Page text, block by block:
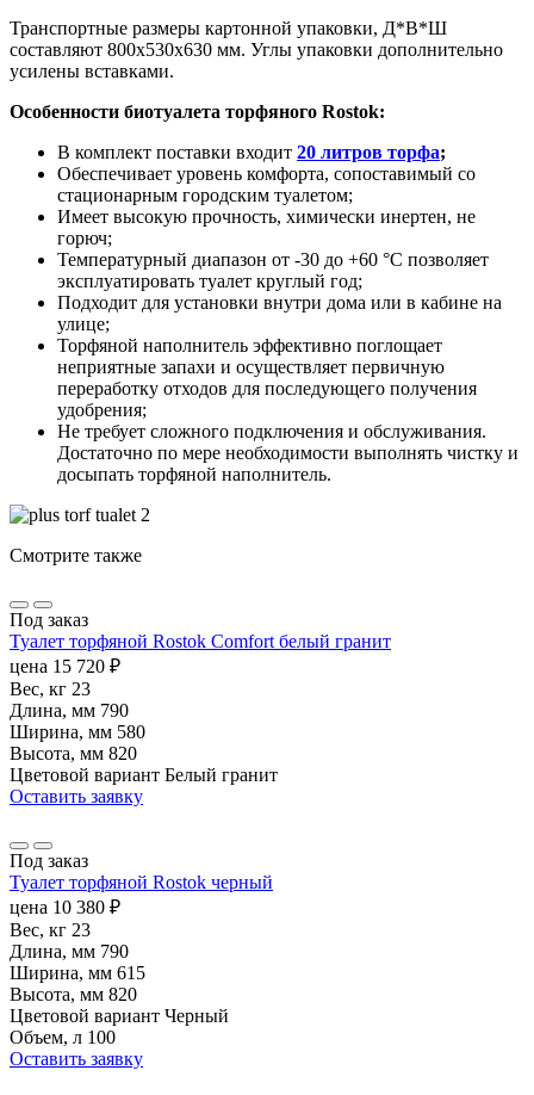
Транспортные размеры картонной упаковки, Д*В*Ш
составляют 800х530х630 мм. Углы упаковки дополнительно
усилены вставками.
Особенности биотуалета торфяного Rostok:
В комплект поставки входит 20 литров торфа;
Обеспечивает уровень комфорта, сопоставимый со
стационарным городским туалетом;
Имеет высокую прочность, химически инертен, не
горюч;
Температурный диапазон от -30 до +60 °C позволяет
эксплуатировать туалет круглый год;
Подходит для установки внутри дома или в кабине на
улице;
Торфяной наполнитель эффективно поглощает
неприятные запахи и осуществляет первичную
переработку отходов для последующего получения
удобрения;
Не требует сложного подключения и обслуживания.
Достаточно по мере необходимости выполнять чистку и
досыпать торфяной наполнитель.
Смотрите также
Под заказ
Туалет торфяной Rostok Сomfort белый гранит
цена 15 720 ₽
Вес, кг 23
Длина, мм 790
Ширина, мм 580
Высота, мм 820
Цветовой вариант Белый гранит
Оставить заявку
Под заказ
Туалет торфяной Rostok черный
цена 10 380 ₽
Вес, кг 23
Длина, мм 790
Ширина, мм 615
Высота, мм 820
Цветовой вариант Черный
Объем, л 100
Оставить заявку